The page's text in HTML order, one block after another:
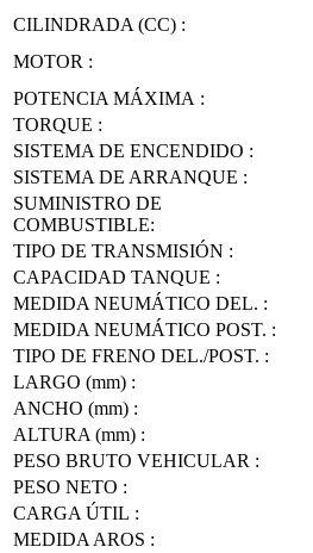
CILINDRADA (CC) :
MOTOR :
POTENCIA MÁXIMA :
TORQUE :
SISTEMA DE ENCENDIDO :
SISTEMA DE ARRANQUE :
SUMINISTRO DE
COMBUSTIBLE:
TIPO DE TRANSMISIÓN :
CAPACIDAD TANQUE :
MEDIDA NEUMÁTICO DEL. :
MEDIDA NEUMÁTICO POST. :
TIPO DE FRENO DEL./POST. :
LARGO (mm) :
ANCHO (mm) :
ALTURA (mm) :
PESO BRUTO VEHICULAR :
PESO NETO :
CARGA ÚTIL :
MEDIDA AROS :